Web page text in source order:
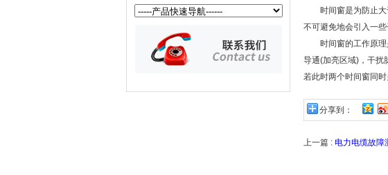
时间窗是为防止大于
不可避免地会引入一
时间窗的工作原理
导通(加亮区域)，干扰
若此时两个时间窗同时
分享到：
上一篇 : 电力电缆故障